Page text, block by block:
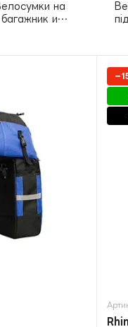
на
багажник и